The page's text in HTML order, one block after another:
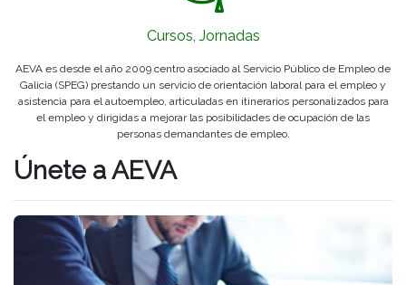
Cursos, Jornadas
AEVA es desde el año 2009 centro asociado al Servicio Público de Empleo de
Galicia (SPEG) prestando un servicio de orientación laboral para el empleo y
asistencia para el autoempleo, articuladas en itinerarios personalizados para
el empleo y dirigidas a mejorar las posibilidades de ocupación de las
personas demandantes de empleo.
Únete a AEVA